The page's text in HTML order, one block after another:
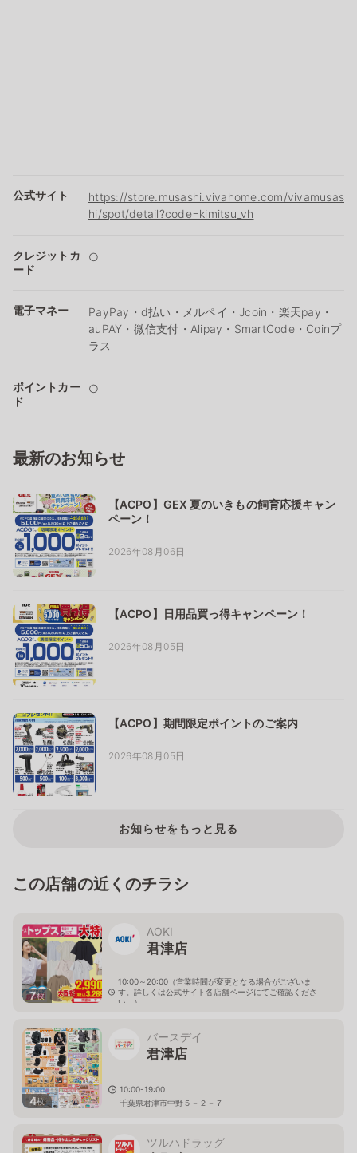
公式サイト
https://store.musashi.vivahome.com/vivamusas
hi/spot/detail?code=kimitsu_vh
クレジットカ
ード
○
電子マネー
PayPay・d払い・メルペイ・Jcoin・楽天pay・
auPAY・微信支付・Alipay・SmartCode・Coinプ
ラス
ポイントカー
ド
○
最新のお知らせ
【ACPO】GEX 夏のいきもの飼育応援キャン
ペーン！
2026年08月06日
【ACPO】日用品買っ得キャンペーン！
2026年08月05日
【ACPO】期間限定ポイントのご案内
2026年08月05日
お知らせをもっと見る
この店舗の近くのチラシ
7枚
AOKI
君津店
10:00～20:00（営業時間が変更となる場合がございま
す。詳しくは公式サイト各店舗ページにてご確認くださ
い。）
4枚
バースデイ
君津店
10:00-19:00
千葉県君津市中野５－２－７
ツルハドラッグ